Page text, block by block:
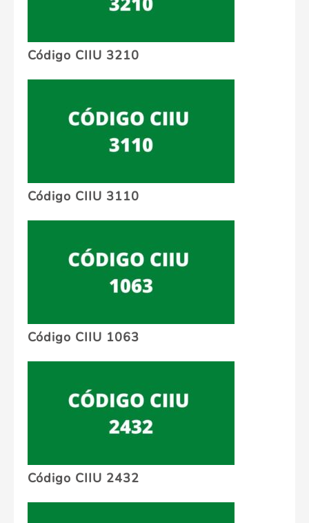
Código CIIU 3210
Código CIIU 3110
Código CIIU 1063
Código CIIU 2432